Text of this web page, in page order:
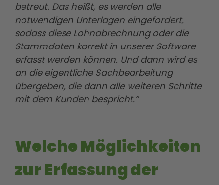
betreut. Das heißt, es werden alle
notwendigen Unterlagen eingefordert,
sodass diese Lohnabrechnung oder die
Stammdaten korrekt in unserer Software
erfasst werden können. Und dann wird es
an die eigentliche Sachbearbeitung
übergeben, die dann alle weiteren Schritte
mit dem Kunden bespricht.“
Welche Möglichkeiten
zur Erfassung der